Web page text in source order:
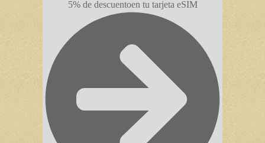
5% de descuentoen tu tarjeta eSIM